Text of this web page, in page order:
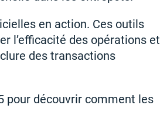
en action. Ces outils
l’efficacité des opérations et
des transactions
pour découvrir comment les